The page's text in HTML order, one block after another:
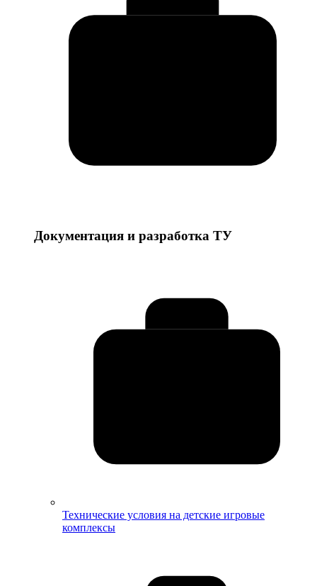
Документация и разработка ТУ
Технические условия на детские игровые
комплексы